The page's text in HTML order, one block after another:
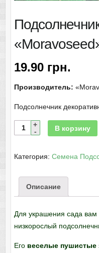
19.90 грн.
Производитель:
Подсолнечник
В корзину
Категория: Семена
Описание
Для украшения сада
низкорослый
Его веселые пушистые